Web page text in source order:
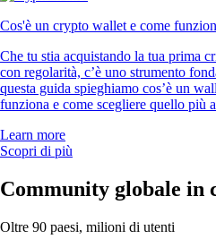
Cos'è un crypto wallet e come
Che tu stia acquistando la tua prima
con regolarità, c’è uno strumento
questa guida spieghiamo cos’è un
funziona e come scegliere quello più
Learn more
Scopri di più
Community globale in
Oltre 90 paesi, milioni di utenti